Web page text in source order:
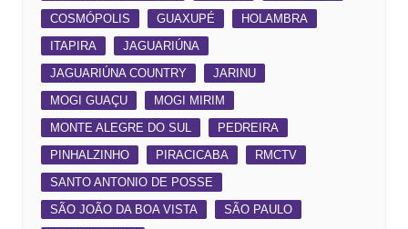
COSMÓPOLIS
GUAXUPÉ
HOLAMBRA
ITAPIRA
JAGUARIÚNA
JAGUARIÚNA COUNTRY
JARINU
MOGI GUAÇU
MOGI MIRIM
MONTE ALEGRE DO SUL
PEDREIRA
PINHALZINHO
PIRACICABA
RMCTV
SANTO ANTONIO DE POSSE
SÃO JOÃO DA BOA VISTA
SÃO PAULO